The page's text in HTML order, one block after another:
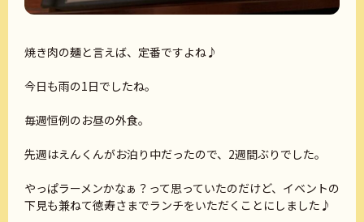
焼き肉の麺と言えば、定番ですよね♪
今日も雨の1日でしたね。
毎週恒例のお昼の外食。
先週はえんくんがお泊り中だったので、2週間ぶりでした。
やっぱラーメンかなぁ？って思っていたのだけど、イベントの
下見も兼ねて徳寿さまでランチをいただくことにしました♪